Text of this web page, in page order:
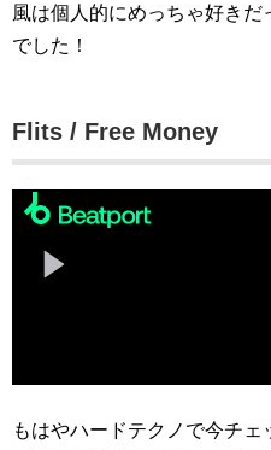
風は個人的にめっちゃ好き
でした！
Flits / Free Money
もはやハードテクノで今チ